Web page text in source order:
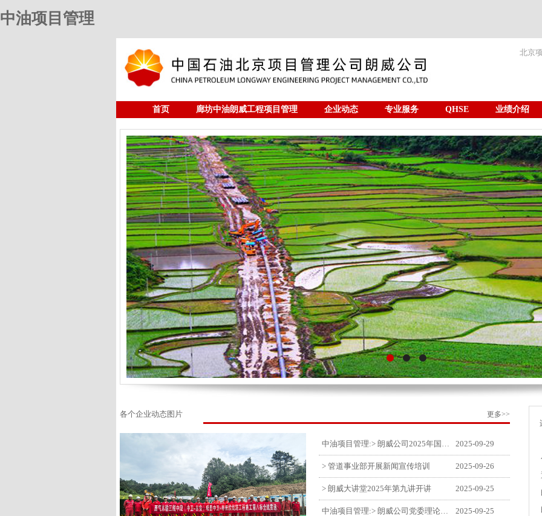
中油项目管理
北京
首页 廊坊中油朗威工程项目管理 企业动态 专业服务 QHSE
业绩介绍
各个企业动态图片 更多>>
2025-09-29
> 管道事业部开展新闻宣传培训 2025-09-26
> 朗威大讲堂2025年第九讲开讲 2025-09-25
2025-09-25